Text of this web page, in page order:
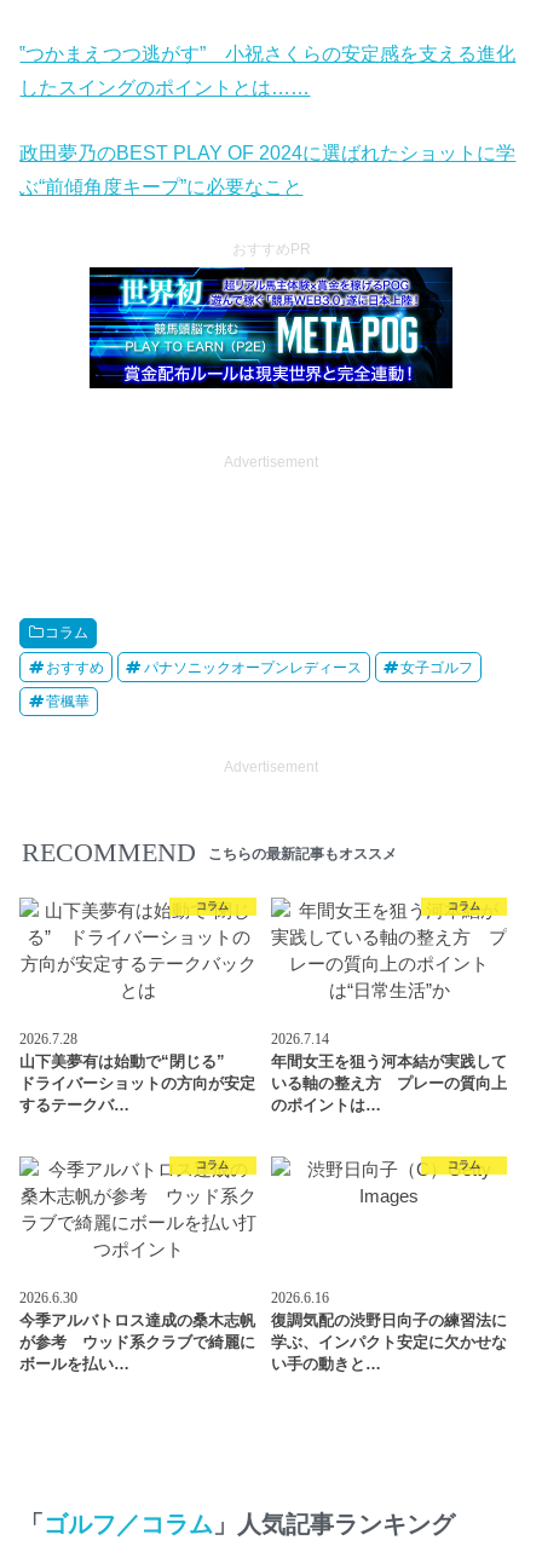
‟つかまえつつ逃がす” 小祝さくらの安定感を支える進化
したスイングのポイントとは……
政田夢乃のBEST PLAY OF 2024に選ばれたショットに学
ぶ“前傾角度キープ”に必要なこと
おすすめPR
Advertisement
コラム
おすすめ パナソニックオープンレディース 女子ゴルフ
菅楓華
Advertisement
RECOMMEND こちらの最新記事もオススメ
コラム
2026.7.28
山下美夢有は始動で“閉じる”
ドライバーショットの方向が安定
するテークバ…
コラム
2026.7.14
年間女王を狙う河本結が実践して
いる軸の整え方 プレーの質向上
のポイントは…
コラム
2026.6.30
今季アルバトロス達成の桑木志帆
が参考 ウッド系クラブで綺麗に
ボールを払い…
コラム
2026.6.16
復調気配の渋野日向子の練習法に
学ぶ、インパクト安定に欠かせな
い手の動きと…
「 ゴルフ／コラム 」人気記事ランキング